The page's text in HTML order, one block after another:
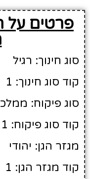
פרטים על
סוג חינוך: רגיל
קוד סוג חינוך: 1
סוג פיקוח:
קוד סוג פיקוח: 1
מגזר הגן: יהודי
קוד מגזר הגן: 1